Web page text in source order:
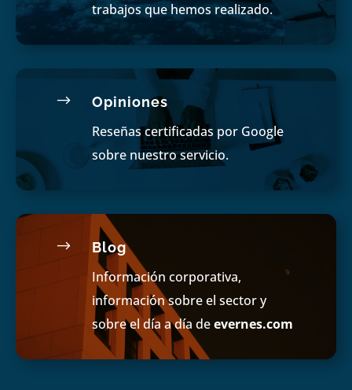
trabajos que hemos realizado.
$ Opiniones
Reseñas certificadas por Google
sobre nuestro servicio.
$ Blog
Información corporativa,
información sobre el sector y
sobre el día a día deevernes.com